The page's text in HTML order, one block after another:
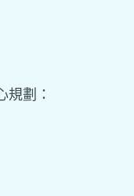
規劃：